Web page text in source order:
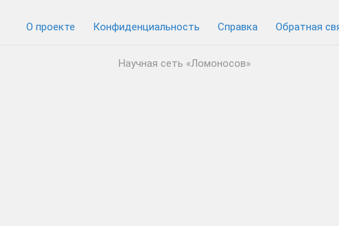
О проекте Конфиденциальность Cправка Обратная
Научная сеть «Ломоносов»